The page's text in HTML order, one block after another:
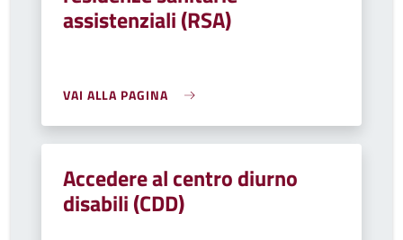
assistenziali (RSA)
VAI ALLA PAGINA
Accedere al centro diurno
disabili (CDD)